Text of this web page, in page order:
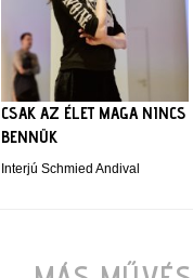
CSAK AZ ÉLET MAGA NINCS
BENNÜK
Interjú Schmied Andival